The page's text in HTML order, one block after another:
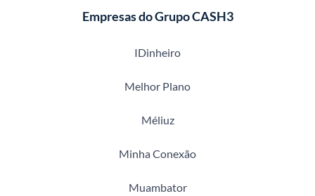
Empresas do Grupo CASH3
IDinheiro
Melhor Plano
Méliuz
Minha Conexão
Muambator